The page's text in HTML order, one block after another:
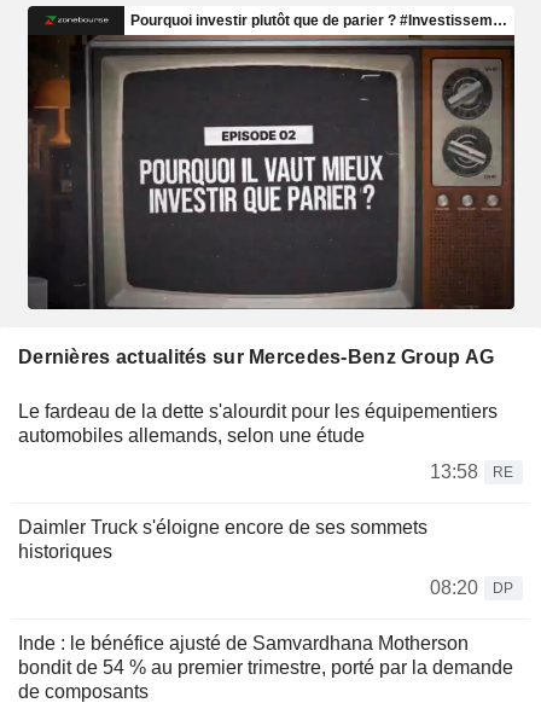
Dernières actualités sur Mercedes-Benz Group AG
Le fardeau de la dette s'alourdit pour les équipementiers
automobiles allemands, selon une étude
13:58
RE
Daimler Truck s'éloigne encore de ses sommets
historiques
08:20
DP
Inde : le bénéfice ajusté de Samvardhana Motherson
bondit de 54 % au premier trimestre, porté par la demande
de composants